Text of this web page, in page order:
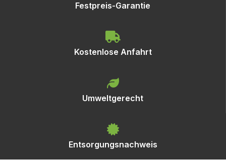
Festpreis-Garantie
Kostenlose Anfahrt
Umweltgerecht
Entsorgungsnachweis